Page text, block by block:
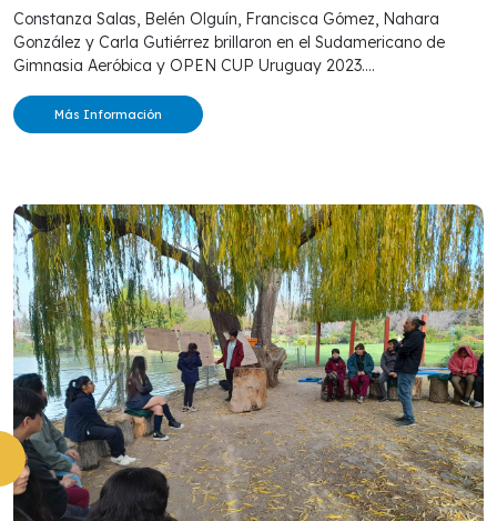
Constanza Salas, Belén Olguín, Francisca Gómez, Nahara
González y Carla Gutiérrez brillaron en el Sudamericano de
Gimnasia Aeróbica y OPEN CUP Uruguay 2023....
Más Información